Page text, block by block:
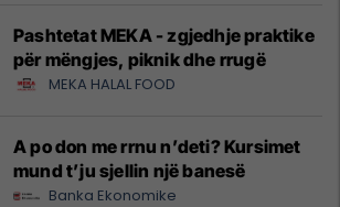
Pashtetat MEKA - zgjedhje praktike
për mëngjes, piknik dhe rrugë
MEKA HALAL FOOD
A po don me rrnu n’deti? Kursimet
mund t’ju sjellin një banesë
Banka Ekonomike